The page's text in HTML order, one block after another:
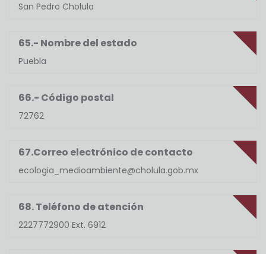
San Pedro Cholula
65.- Nombre del estado
Puebla
66.- Código postal
72762
67.Correo electrónico de contacto
ecologia_medioambiente@cholula.gob.mx
68. Teléfono de atención
2227772900 Ext. 6912